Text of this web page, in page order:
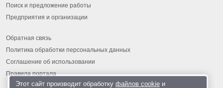
Поиск и предложение работы
Предприятия и организации
Обратная связь
Политика обработки персональных данных
Соглашение об использовании
Правила портала
Этот сайт производит обработку файлов cookieи